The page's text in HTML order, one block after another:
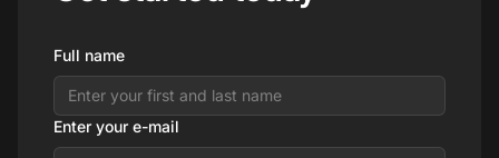
Full name
Enter your e-mail